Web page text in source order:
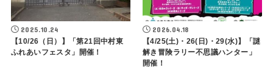
2025.10.24
【10/26（日）】「第21回中村東
ふれあいフェスタ」開催！
2026.04.18
【4/25(土)・26(日)・29(水)】「謎
解き冒険ラリー不思議ハンター」
開催！